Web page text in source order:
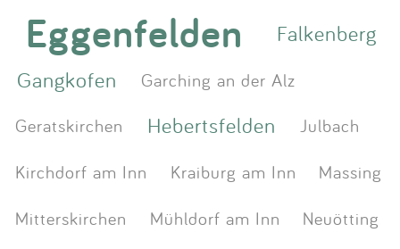
Eggenfelden
Falkenberg
Gangkofen
Garching an der Alz
Geratskirchen
Hebertsfelden
Julbach
Kirchdorf am Inn
Kraiburg am Inn
Massing
Mitterskirchen
Mühldorf am Inn
Neuötting